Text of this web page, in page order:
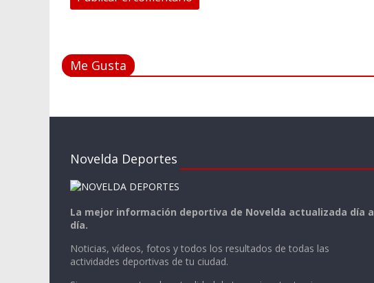
Me Gusta
Novelda Deportes
La mejor información deportiva de Novelda actualizada día a
día.
Noticias, vídeos, fotos y todos los resultados de todas las
actividades deportivas de tu ciudad.